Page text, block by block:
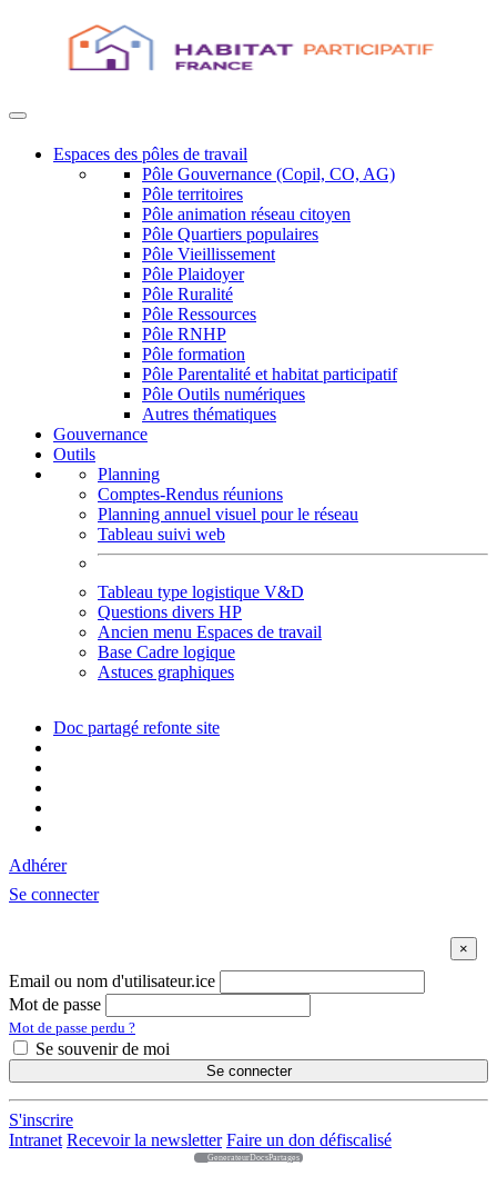
Espaces des pôles de travail
Pôle Gouvernance (Copil, CO, AG)
Pôle territoires
Pôle animation réseau citoyen
Pôle Quartiers populaires
Pôle Vieillissement
Pôle Plaidoyer
Pôle Ruralité
Pôle Ressources
Pôle RNHP
Pôle formation
Pôle Parentalité et habitat participatif
Pôle Outils numériques
Autres thématiques
Gouvernance
Outils
Planning
Comptes-Rendus réunions
Planning annuel visuel pour le réseau
Tableau suivi web
Tableau type logistique V&D
Questions divers HP
Ancien menu Espaces de travail
Base Cadre logique
Astuces graphiques
Doc partagé refonte site
Adhérer
Se connecter
Email ou nom d'utilisateur.ice
Mot de passe
Mot de passe perdu ?
Se souvenir de moi
Se connecter
S'inscrire
Intranet Recevoir la newsletter Faire un don défiscalisé
GenerateurDocsPartages